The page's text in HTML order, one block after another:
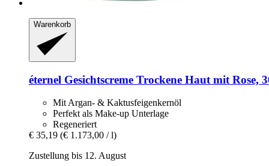
Warenkorb
éternel Gesichtscreme Trockene Haut mit Rose,
Mit Argan- & Kaktusfeigenkernöl
Perfekt als Make-up Unterlage
Regeneriert
€ 35,19 (€ 1.173,00 / l)
Zustellung bis 12. August